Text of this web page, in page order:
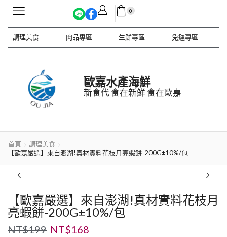
0
調理美食 肉品專區 生鮮專區 免運專區
歐嘉水產海鮮
新食代 食在新鮮 食在歐嘉
首頁
調理美食
【歐嘉嚴選】來自澎湖!真材實料花枝月亮蝦餅-200G±10%/包
【歐嘉嚴選】來自澎湖!真材實料花枝月
亮蝦餅-200G±10%/包
NT$199 NT$168